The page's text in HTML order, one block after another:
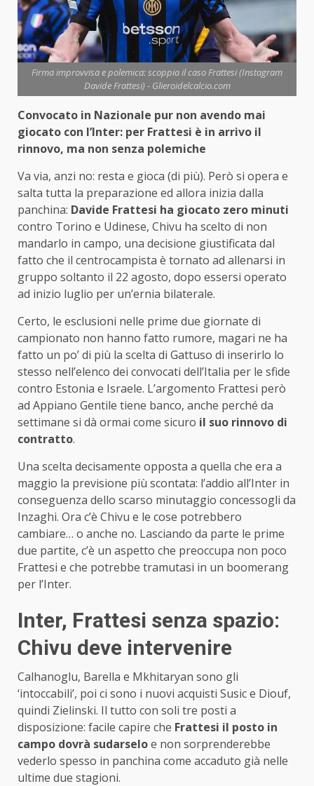
Firma improvvisa e polemica: scoppia il caso Frattesi (Instagram
Davide Frattesi) - Glieroidelcalcio.com
Convocato in Nazionale pur non avendo mai
giocato con l’Inter: per Frattesi è in arrivo il
rinnovo, ma non senza polemiche
Va via, anzi no: resta e gioca (di più). Però si opera e
salta tutta la preparazione ed allora inizia dalla
panchina: Davide Frattesi ha giocato zero minuti
contro Torino e Udinese, Chivu ha scelto di non
mandarlo in campo, una decisione giustificata dal
fatto che il centrocampista è tornato ad allenarsi in
gruppo soltanto il 22 agosto, dopo essersi operato
ad inizio luglio per un’ernia bilaterale.
Certo, le esclusioni nelle prime due giornate di
campionato non hanno fatto rumore, magari ne ha
fatto un po’ di più la scelta di Gattuso di inserirlo lo
stesso nell’elenco dei convocati dell’Italia per le sfide
contro Estonia e Israele. L’argomento Frattesi però
ad Appiano Gentile tiene banco, anche perché da
settimane si dà ormai come sicuro il suo rinnovo di
contratto.
Una scelta decisamente opposta a quella che era a
maggio la previsione più scontata: l’addio all’Inter in
conseguenza dello scarso minutaggio concessogli da
Inzaghi. Ora c’è Chivu e le cose potrebbero
cambiare… o anche no. Lasciando da parte le prime
due partite, c’è un aspetto che preoccupa non poco
Frattesi e che potrebbe tramutasi in un boomerang
per l’Inter.
Inter, Frattesi senza spazio:
Chivu deve intervenire
Calhanoglu, Barella e Mkhitaryan sono gli
‘intoccabili’, poi ci sono i nuovi acquisti Susic e Diouf,
quindi Zielinski. Il tutto con soli tre posti a
disposizione: facile capire che Frattesi il posto in
campo dovrà sudarseloe non sorprenderebbe
vederlo spesso in panchina come accaduto già nelle
ultime due stagioni.